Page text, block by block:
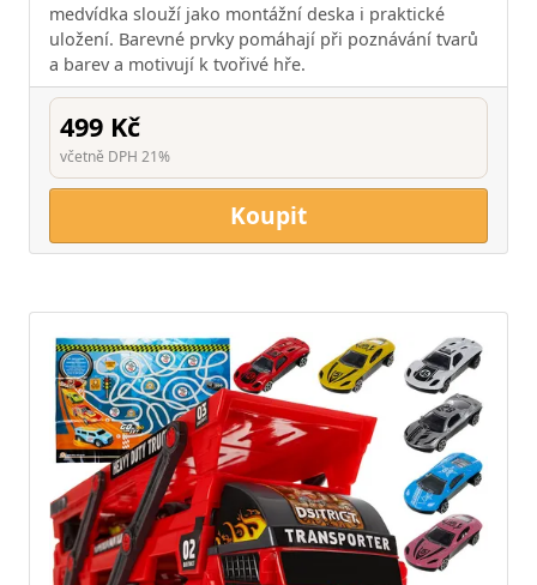
medvídka slouží jako montážní deska i praktické
uložení. Barevné prvky pomáhají při poznávání tvarů
a barev a motivují k tvořivé hře.
499 Kč
včetně DPH 21%
Koupit